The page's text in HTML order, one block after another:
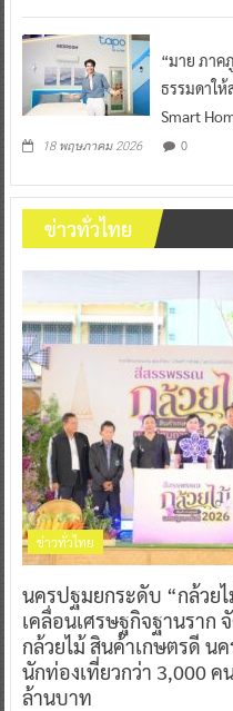
“มาย ภาค
ธรรมดาให้
Smart
18 พฤษภาคม 2026 0
ข่าวทั่วไทย
ข่าวทั่วไทย
นครปฐมยกระดับ “กล้วย
เคลื่อนเศรษฐกิจฐานราก
กล้วยไม้ สินค้าเกษตรดี น
นักท่องเที่ยวกว่า 3,000 ค
ล้านบาท